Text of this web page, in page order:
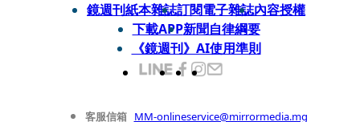
鏡週刊紙本雜誌訂閱電子雜誌內容授權
下載APP新聞自律綱要
《鏡週刊》AI使用準則
客服信箱 MM-onlineservice@mirrormedia.mg